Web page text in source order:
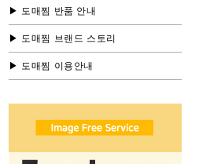
▶ 도매찜 반품 안내
▶ 도매찜 브랜드 스토리
▶ 도매찜 이용안내
원(부가세별도)
드수입